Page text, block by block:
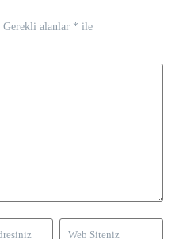
Gerekli alanlar * ile